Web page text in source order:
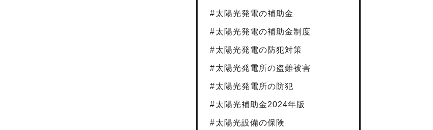
太陽光発電の補助金
太陽光発電の補助金制度
太陽光発電の防犯対策
太陽光発電所の盗難被害
太陽光発電所の防犯
太陽光補助金2024年版
太陽光設備の保険